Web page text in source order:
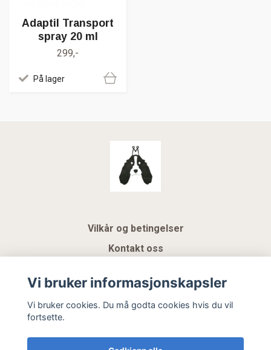
Adaptil Transport
spray 20 ml
299,-
På lager
Vilkår og betingelser
Kontakt oss
Gavekort
Vi bruker informasjonskapsler
Vi bruker cookies. Du må godta cookies hvis du vil
fortsette.